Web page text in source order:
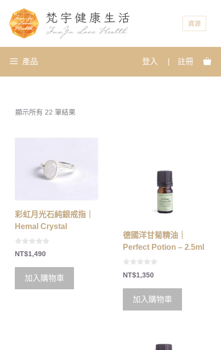
資源
產品 登入 註冊
顯示所有 22 筆結果
彩虹月光石純銀戒指｜
Hemal Crystal
0
o
5
NT$1,490
加入購物車
德國洋甘菊精油｜
Perfect Potion – 2.5ml
0
o
t
5
NT$1,350
加入購物車